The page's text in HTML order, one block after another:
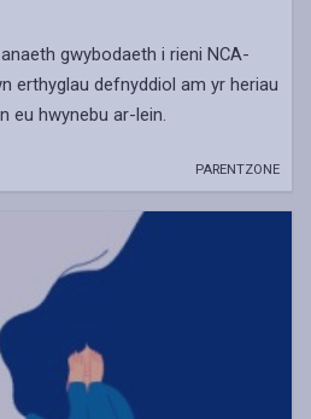
gwybodaeth i rieni NCA-
erthyglau defnyddiol am yr heriau
eu hwynebu ar-lein.
PARENTZONE